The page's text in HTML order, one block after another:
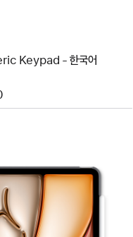
Keypad - 한국어